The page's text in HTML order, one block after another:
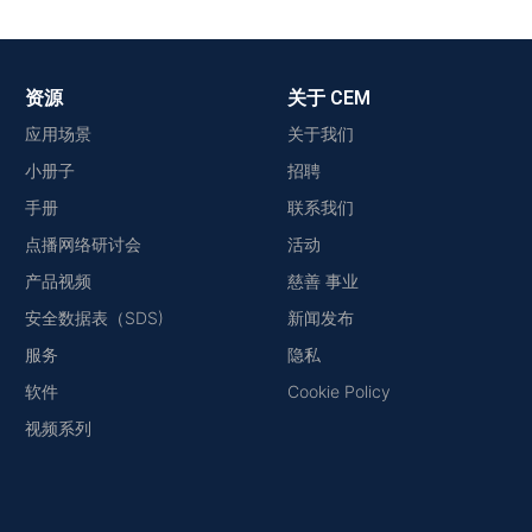
资源
应用场景
小册子
手册
点播网络研讨会
产品视频
安全数据表（SDS)
服务
软件
视频系列
关于 CEM
关于我们
招聘
联系我们
活动
慈善 事业
新闻发布
隐私
Cookie Policy